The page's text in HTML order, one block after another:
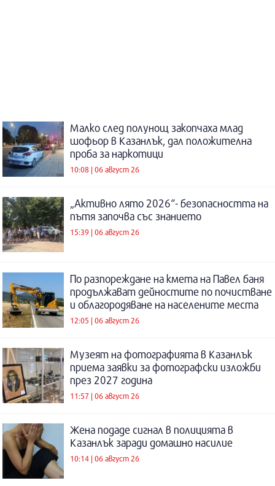
Малко след полунощ закопчаха млад
шофьор в Казанлък, дал положителна
проба за наркотици
10:08 | 06 август 26
„Активно лято 2026“- безопасността на
пътя започва със знанието
15:39 | 06 август 26
По разпореждане на кмета на Павел баня
продължават дейностите по почистване
и облагородяване на населените места
12:05 | 06 август 26
Музеят на фотографията в Казанлък
приема заявки за фотографски изложби
през 2027 година
11:57 | 06 август 26
Жена подаде сигнал в полицията в
Казанлък заради домашно насилие
10:14 | 06 август 26